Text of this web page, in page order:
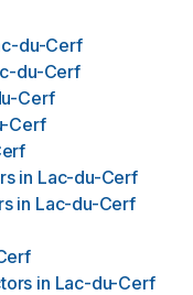
du-Cerf
du-Cerf
Cerf
Cerf
in Lac-du-Cerf
in Lac-du-Cerf
in Lac-du-Cerf